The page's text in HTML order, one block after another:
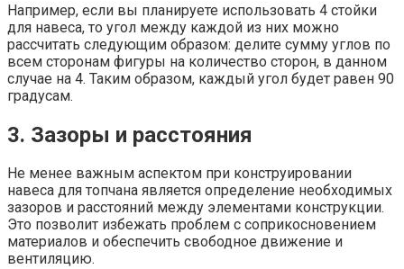
Например, если вы планируете использовать 4 стойки
для навеса, то угол между каждой из них можно
рассчитать следующим образом: делите сумму углов по
всем сторонам фигуры на количество сторон, в данном
случае на 4. Таким образом, каждый угол будет равен 90
градусам.
3. Зазоры и расстояния
Не менее важным аспектом при конструировании
навеса для топчана является определение необходимых
зазоров и расстояний между элементами конструкции.
Это позволит избежать проблем с соприкосновением
материалов и обеспечить свободное движение и
вентиляцию.